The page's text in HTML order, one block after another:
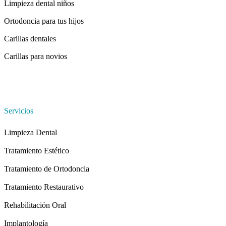
Limpieza dental niños
Ortodoncia para tus hijos
Carillas dentales
Carillas para novios
Servicios
Limpieza Dental
Tratamiento Estético
Tratamiento de Ortodoncia
Tratamiento Restaurativo
Rehabilitación Oral
Implantología